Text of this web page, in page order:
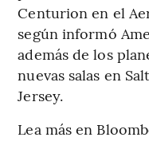
Centurion en el
según informó
además de los
nuevas salas en
Jersey.
Lea más en